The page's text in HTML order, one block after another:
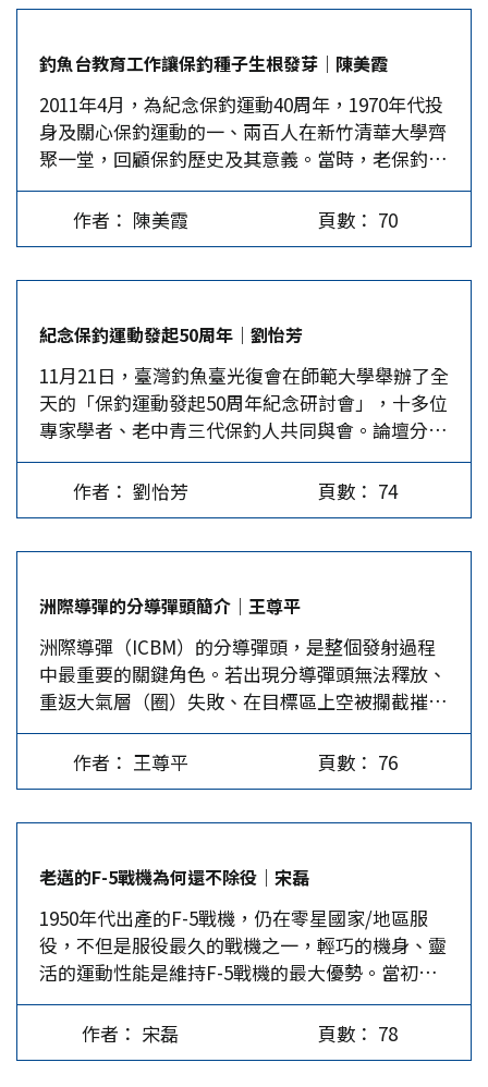
下四類(1)菸酒稅撥入長照基金，(2)遺產稅撥入長
照基金，(3)贈與稅撥入長照基金，(4)健康福利
捐。…
動，主要的動力當然是愛國主義。不過「愛國」從
來不是一個簡單、自明的概念；當下面對的客觀形
勢愈是複雜，愈會逼迫每個人自行尋找「愛國」的
具體內容。 1970釣運面對的時代形勢 1960年代到
70年代之初的台灣，已經出現了求變的跡象，來台
20年的反共抗俄舊民國體制已經失去了年輕世代的
信任。在西方世界，美蘇對峙的冷戰秩序正受到嬰
兒潮世代的挑戰，反戰、民權運動，以及性別解放
不過也正是因此，反而獲得不少人寄以希望。這個
希望並沒有維持很久，隨著文革的崩潰也就必須另
起爐灶。無論如何，70年代釣運爆發的時刻，正是
西方、中國及台灣島內舊時代走向結束，新的秩序
尚未浮現的一個轉折點。 在那個時候，「愛國」
往往只能是一種追求國家變好的善意願望；日後發
展的方向幾乎無法預料。保釣世代的生命路徑如此
多樣，如此向各個方向擴散，其實反映了一個轉折
自己做更多的摸索與選擇，也會為難、折磨人的。
…
釣魚台教育工作讓保釣種子生根發芽｜陳美霞
2011年4月，為紀念保釣運動40周年，1970年代投
身及關心保釣運動的一、兩百人在新竹清華大學齊
聚一堂，回顧保釣歷史及其意義。當時，老保釣們
反思保釣運動的傳承及影響時，顯露些許遺憾與焦
慮。例如，林孝信認為相較於五四運動，海外保釣
運動因為不在自己的土地上發生，所以貢獻較少；
史斷層。 如今保釣運動已邁入50周年之際，我們
這一群認同保釣、且認為台灣社會迫切需要汲取保
釣歷史及精神的人，持續關注、思索老保釣10年前
所憂慮的斷層問題，並願在此提出：唯有讓保釣種
子在台灣社會生根發芽，保釣方能傳承與永續發
展；我們也進一步主張：在台灣社會推動持久的釣
魚台教育，方能讓保釣種子在台灣生根發芽。 身
為「釣魚台教育協會」（下稱協會）的理事長，為
何與台灣漁民合作推動教育工作，使得釣魚台教育
內容更鮮活、更吸引人，讓保釣更有生命力、與台
灣草根社會的連結更密切。最後，我將簡述民間保
釣團體正在推動的保釣50周年紀念活動內涵，這些
活動是釣魚台教育工作的一環。 1970年海外保釣
運動背景 1960年代是國際狂飆的年代、是社會大
變革的年代、是理想主義高漲的年代：反資本主
義、反越戰、反任何形式的戰爭、反菁英主義；
了西方年輕一代，法國1968年5月發生「五月風
暴」的學生運動（或被稱為「法國的文化大革
命」），美國的學生運動也遍地烽火，年輕人奉行
與父母截然不同的價值觀，反體制的嬉皮運動、少
數民族民權運動、婦女運動皆風起雲湧。新左派思
潮也就在這個國際狂飆中發展孕育出來。同時，反
抗帝國主義宰制、爭取民族獨立與民主政治發展的
浪潮也席捲第三世界國家。美、歐各地的台灣留學
作者： 陳美霞 頁數： 70
紀念保釣運動發起50周年｜劉怡芳
11月21日，臺灣釣魚臺光復會在師範大學舉辦了全
天的「保釣運動發起50周年紀念研討會」，十多位
專家學者、老中青三代保釣人共同與會。論壇分為
「崢嶸歲月－1970年代的保釣運動」、「風雲再起
－1990年代後的的保釣運動」、「展望未來－保釣
運動的延續」三部分，並邀請到馬英九做專題演
理由是，釣魚台是美日霸權的贓物，必須歸還原主
中國，這一個理性訴求50年來沒有改變。來賓新黨
榮譽黨主席郁慕明強調「固有疆域，一寸都不能
少，這是我們的任務。」釣魚台教育協會理事長陳
美霞表示，該會將在2021年4月舉辦50周年紀念研
討會及「保釣討海護漁大遊行」。高志雲、陳讚煌
二位老保釣則以語音方式致詞。 前總統馬英九接
著發表「釣魚台風雲50年─從馬同學到馬總統」的
題，政府都不能僅抗議而無交涉行動，以免被視為
放棄主權。對於當前的兩岸形勢，他也意有所指地
表示：「我當了八年總統，保障了東海、南海、台
海三海和平。總統的職責不是告訴人民，『台灣可
以撐多久』，而是要保衛人民遠離戰爭。」 上午
第一場論壇，首先回顧70年代的保釣運動，由劉源
俊主持，與談人有保釣發起人胡卜凱、清華大學電
機系榮譽教授李雅明、中研院人社中心研究員錢永
作者： 劉怡芳 頁數： 74
洲際導彈的分導彈頭簡介｜王尊平
洲際導彈（ICBM）的分導彈頭，是整個發射過程
中最重要的關鍵角色。若出現分導彈頭無法釋放、
重返大氣層（圈）失敗、在目標區上空被攔截摧
毀、微型化核彈頭無法引爆等問題，都將是白忙一
場。因此，分導彈頭的研發一直是核武強國的重
心。其中，微型化核彈頭的體積愈小、爆炸威力
創立75週年夜間閱兵，展示新型洲際導彈發射車。
該型11軸22輪發射車，是目前全球最大型的發射
車。據媒體報導，新型洲際導彈的長度較火星15型
增加1~2m，燃料艙容量增加，估計最大射程為
13,000km。若從北韓發射，可攻擊美國全境的目
標。 同時，北韓也展示最新的北極星4型潛射型彈
道飛彈，改為半圓形貨艙罩，和先前的北極星1/2
型彈尖不同。北極星3/4型半圓形整流罩的容量增
作者： 王尊平 頁數： 76
老邁的F-5戰機為何還不除役｜宋磊
1950年代出產的F-5戰機，仍在零星國家/地區服
役，不但是服役最久的戰機之一，輕巧的機身、靈
活的運動性能是維持F-5戰機的最大優勢。當初的
設計重點，以好維修、造價便宜為方向，至今仍在
部分國家服役。 F-5基本性能概要 F-5戰機最早由
美國諾斯洛普公司所開發，最初的設計目標為成本
作者： 宋磊 頁數： 78